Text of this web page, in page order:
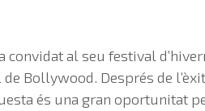
al seu festival
Bollywood. Després de
és una gran oportunitat